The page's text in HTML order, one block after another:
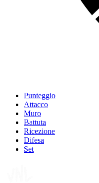
Punteggio
Attacco
Muro
Battuta
Ricezione
Difesa
Set